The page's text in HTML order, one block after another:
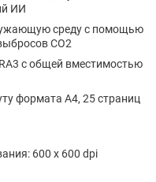
ИИ
среду с помощью
CO2
с общей вместимостью
формата А4, 25 страниц
600 x 600 dpi